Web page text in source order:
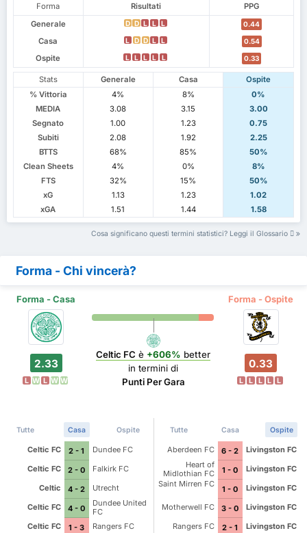
Forma Risultati
PPG
Generale
D D L L L 0.44
Casa L D D L L 0.54
Ospite L L L L L 0.33
Stats Generale Casa
Ospite
% Vittoria
4% 8%
0%
MEDIA
3.08 3.15
3.00
Segnato
1.00 1.23
0.75
Subiti
2.08 1.92
2.25
BTTS
68% 85%
50%
Clean Sheets
4% 0%
8%
FTS
32% 15%
50%
xG
1.13 1.23
1.02
xGA
1.51 1.44 1.58
Cosa significano questi termini statistici? Leggi il Glossario
Forma - Chi vincerà?
Forma - Casa Forma - Ospite
2.33
L W L W W
Celtic FC è +606% better
in termini di
Punti Per Gara
0.33
L L L L L
Tutte Casa Ospite
Celtic FC 2 - 1
Dundee FC
Celtic FC
2 - 0
Falkirk FC
Celtic
4 - 2
Utrecht
Celtic FC
4 - 0
Dundee United
FC
Celtic FC
1 - 3 Rangers FC
Tutte Casa Ospite
Aberdeen FC 6 - 2
Livingston FC
Heart of
Midlothian FC
1 - 0
Livingston FC
Saint Mirren FC
1 - 0
Livingston FC
Motherwell FC
3 - 0
Livingston FC
Rangers FC
2 - 1 Livingston FC